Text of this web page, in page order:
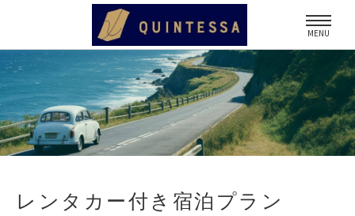
MENU
レンタカー付き宿泊プラン